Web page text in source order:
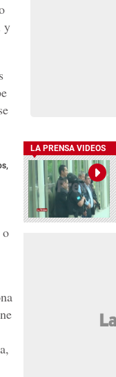
y
o
LA PRENSA VIDEOS